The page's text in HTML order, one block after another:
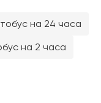
на 24 часа
на 2 часа